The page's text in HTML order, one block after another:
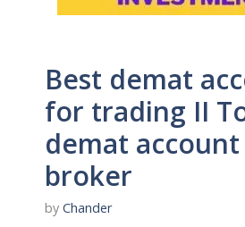
Best demat
for trading II
demat account
broker
by Chander